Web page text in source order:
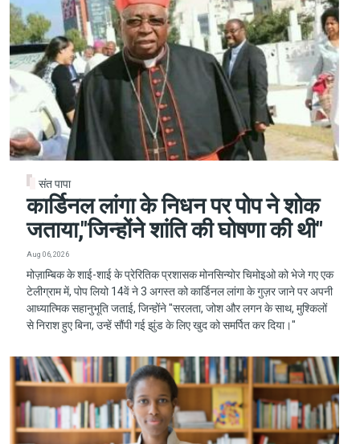
संत पापा
कार्डिनल लांगा के निधन पर पोप ने शोक
जताया,"जिन्होंने शांति की घोषणा की थी"
Aug 06, 2026
मोज़ाम्बिक के शाई-शाई के प्रेरितिक प्रशासक मोनसिन्योर चिमोइओ को भेजे गए एक
टेलीग्राम में, पोप लियो 14वें ने 3 अगस्त को कार्डिनल लांगा के गुज़र जाने पर अपनी
आध्यात्मिक सहानुभूति जताई, जिन्होंने "सरलता, जोश और लगन के साथ, मुश्किलों
से निराश हुए बिना, उन्हें सौंपी गई झुंड के लिए खुद को समर्पित कर दिया।"